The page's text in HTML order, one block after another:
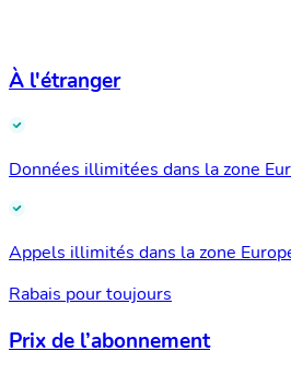
À l'étranger
Données illimitées dans la zone
Appels illimités dans la zone
Rabais pour toujours
Prix de l’abonnement